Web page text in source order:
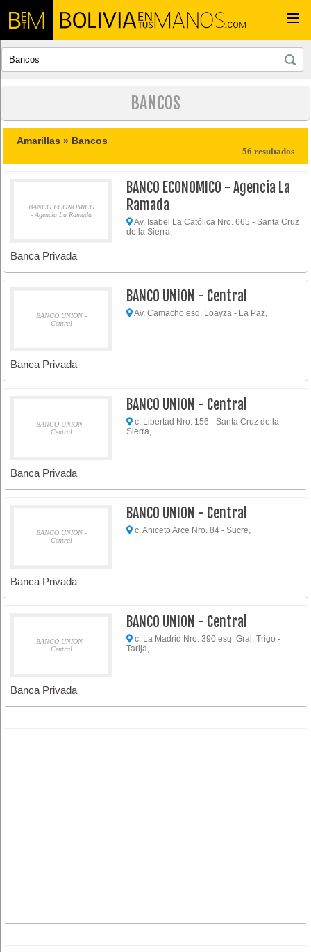
BANCOS
Amarillas » Bancos
56 resultados
BANCO ECONOMICO
- Agencia La Ramada
BANCO ECONOMICO - Agencia La
Ramada
Av. Isabel La Católica Nro. 665 - Santa Cruz
de la Sierra,
Banca Privada
BANCO UNION -
Central
BANCO UNION - Central
Av. Camacho esq. Loayza - La Paz,
Banca Privada
BANCO UNION -
Central
BANCO UNION - Central
c. Libertad Nro. 156 - Santa Cruz de la
Sierra,
Banca Privada
BANCO UNION -
Central
BANCO UNION - Central
c. Aniceto Arce Nro. 84 - Sucre,
Banca Privada
BANCO UNION -
Central
BANCO UNION - Central
c. La Madrid Nro. 390 esq. Gral. Trigo -
Tarija,
Banca Privada